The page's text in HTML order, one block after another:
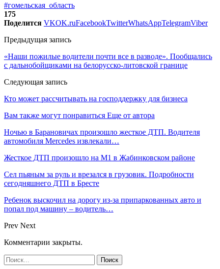
#гомельская_область
175
Поделится VKOK.ruFacebookTwitterWhatsAppTelegramViber
Предыдущая запись
«Наши пожилые водители почти все в разводе». Пообщались
с дальнобойщиками на белорусско-литовской границе
Следующая запись
Кто может рассчитывать на господдержку для бизнеса
Вам также могут понравиться Еще от автора
Ночью в Барановичах произошло жесткое ДТП. Водителя
автомобиля Mercedes извлекали…
Жесткое ДТП произошло на М1 в Жабинковском районе
Сел пьяным за руль и врезался в грузовик. Подробности
сегодняшнего ДТП в Бресте
Ребенок выскочил на дорогу из-за припаркованных авто и
попал под машину – водитель…
Prev Next
Комментарии закрыты.